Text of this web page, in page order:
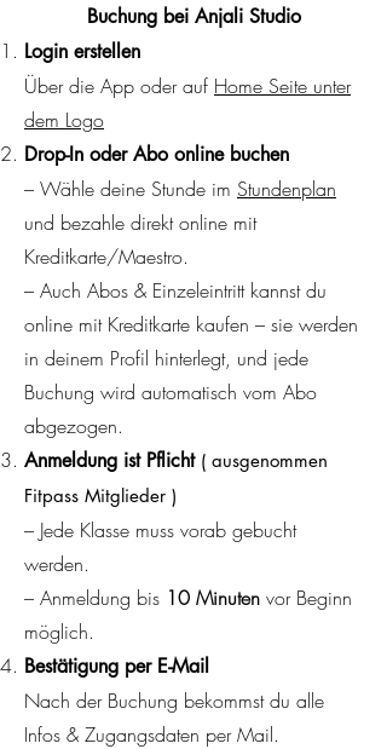
Buchung bei Anjali Studio
Login erstellen
Über die App oder auf Home Seite unter
dem Logo
Drop-In oder Abo online buchen
– Wähle deine Stunde im Stundenplan
und bezahle direkt online mit
Kreditkarte/Maestro.
– Auch Abos & Einzeleintritt kannst du
online mit Kreditkarte kaufen – sie werden
in deinem Profil hinterlegt, und jede
Buchung wird automatisch vom Abo
abgezogen.
Anmeldung ist Pflicht ( ausgenommen
Fitpass Mitglieder )
– Jede Klasse muss vorab gebucht
werden.
– Anmeldung bis 10 Minuten vor Beginn
möglich.
Bestätigung per E-Mail
Nach der Buchung bekommst du alle
Infos & Zugangsdaten per Mail.